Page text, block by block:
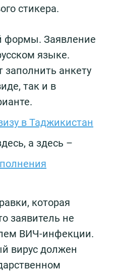
стикера.
формы. Заявление
языке.
анкету
так и в
в Таджикистан
а здесь –
которая
заявитель не
ВИЧ-инфекции.
вирус должен